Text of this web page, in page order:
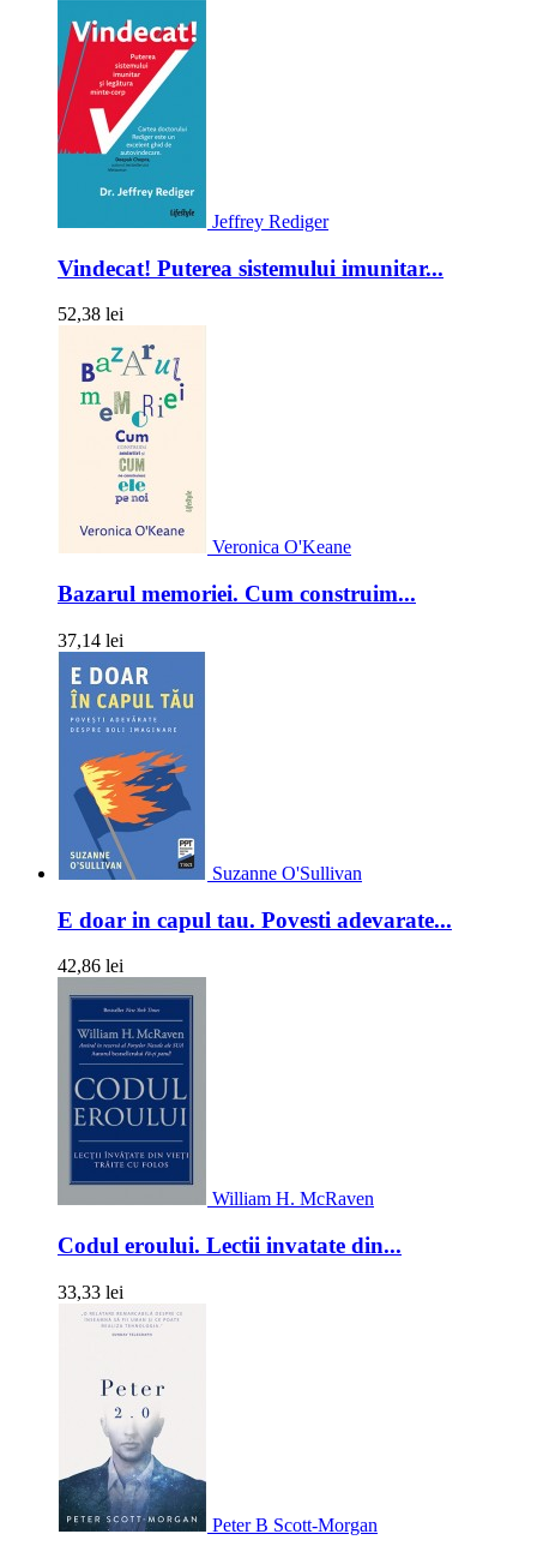
Jeffrey Rediger
Vindecat! Puterea sistemului imunitar...
52,38 lei
Veronica O'Keane
Bazarul memoriei. Cum construim...
37,14 lei
Suzanne O'Sullivan
E doar in capul tau. Povesti adevarate...
42,86 lei
William H. McRaven
Codul eroului. Lectii invatate din...
33,33 lei
Peter B Scott-Morgan